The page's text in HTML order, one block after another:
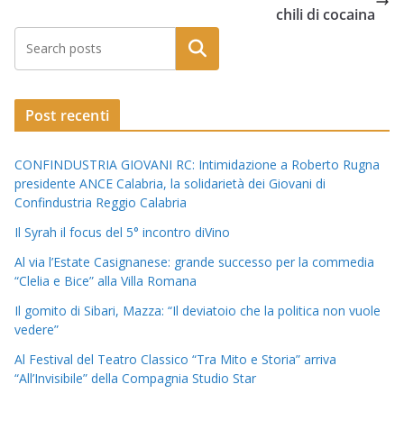
chili di cocaina
Post recenti
CONFINDUSTRIA GIOVANI RC: Intimidazione a Roberto Rugna
presidente ANCE Calabria, la solidarietà dei Giovani di
Confindustria Reggio Calabria
Il Syrah il focus del 5° incontro diVino
Al via l’Estate Casignanese: grande successo per la commedia
“Clelia e Bice” alla Villa Romana
Il gomito di Sibari, Mazza: “Il deviatoio che la politica non vuole
vedere”
Al Festival del Teatro Classico “Tra Mito e Storia” arriva
“All’Invisibile” della Compagnia Studio Star